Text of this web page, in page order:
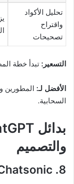
تحليل الأكواد
واقتراح
تصحيحات
التسعير: تبدأ خطة المطورين من 25
الأفضل لـ:
السحابية.
والتصميم
8. Chatsonic